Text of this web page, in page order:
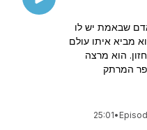
שבאמת יש לו
מביא איתו עולם
הוא מרצה
המרתק
•
25:01